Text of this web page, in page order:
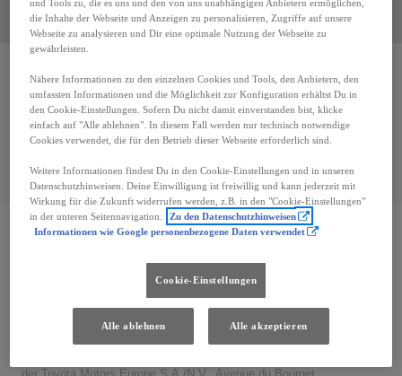
Ups, kein Ergebnis
Versuche, einige der Filter zu entfernen
Alle Filter entfernen
¹ Sämtliche Fahrzeuge auf dieser Website werden nicht von der
Toyota Deutschland GmbH angeboten, sondern von dem jeweils
angegebene Toyota-Händler, der auch ihr Vertragspartner sein wird.²
und Tools zu, die es uns und den von uns unabhängigen Anbietern ermöglichen,
die Inhalte der Webseite und Anzeigen zu personalisieren, Zugriffe auf unsere
Webseite zu analysieren und Dir eine optimale Nutzung der Webseite zu
gewährleisten.
Nähere Informationen zu den einzelnen Cookies und Tools, den Anbietern, den
umfassten Informationen und die Möglichkeit zur Konfiguration erhältst Du in
den Cookie-Einstellungen. Sofern Du nicht damit einverstanden bist, klicke
einfach auf "Alle ablehnen". In diesem Fall werden nur technisch notwendige
Cookies verwendet, die für den Betrieb dieser Webseite erforderlich sind.
Weitere Informationen findest Du in den Cookie-Einstellungen und in unseren
Datenschutzhinweisen. Deine Einwilligung ist freiwillig und kann jederzeit mit
Wirkung für die Zukunft widerrufen werden, z.B. in den "Cookie-Einstellungen"
in der unteren Seitennavigation.
Zu den Datenschutzhinweisen
Informationen wie Google personenbezogene Daten verwendet
Cookie-Einstellungen
Alle ablehnen Alle akzeptieren